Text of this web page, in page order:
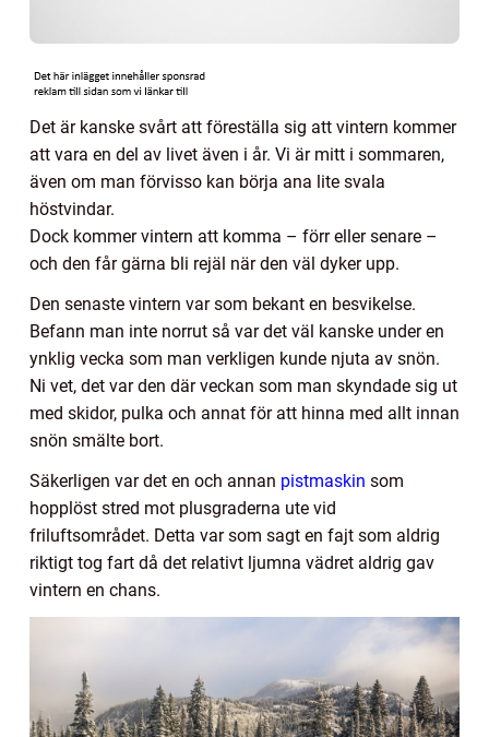
Det är kanske svårt att föreställa sig att vintern kommer
att vara en del av livet även i år. Vi är mitt i sommaren,
även om man förvisso kan börja ana lite svala
höstvindar.
Dock kommer vintern att komma – förr eller senare –
och den får gärna bli rejäl när den väl dyker upp.
Den senaste vintern var som bekant en besvikelse.
Befann man inte norrut så var det väl kanske under en
ynklig vecka som man verkligen kunde njuta av snön.
Ni vet, det var den där veckan som man skyndade sig ut
med skidor, pulka och annat för att hinna med allt innan
snön smälte bort.
Säkerligen var det en och annan pistmaskin som
hopplöst stred mot plusgraderna ute vid
friluftsområdet. Detta var som sagt en fajt som aldrig
riktigt tog fart då det relativt ljumna vädret aldrig gav
vintern en chans.